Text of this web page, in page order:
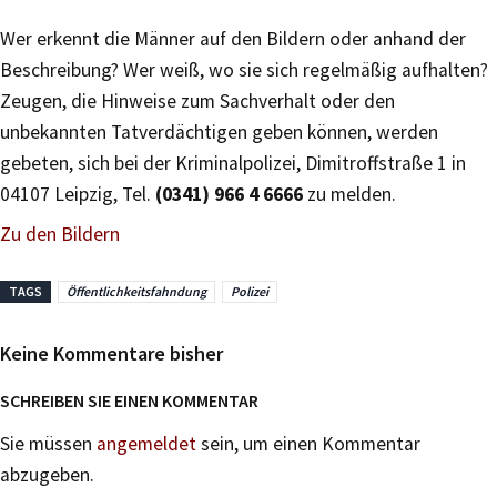
Wer erkennt die Männer auf den Bildern oder anhand der
Beschreibung? Wer weiß, wo sie sich regelmäßig aufhalten?
Zeugen, die Hinweise zum Sachverhalt oder den
unbekannten Tatverdächtigen geben können, werden
gebeten, sich bei der Kriminalpolizei, Dimitroffstraße 1 in
04107 Leipzig, Tel. (0341) 966 4 6666 zu melden.
Zu den Bildern
TAGS Öffentlichkeitsfahndung Polizei
Keine Kommentare bisher
SCHREIBEN SIE EINEN KOMMENTAR
Sie müssen angemeldetsein, um einen Kommentar
abzugeben.